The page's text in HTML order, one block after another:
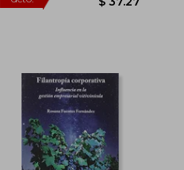
$ 58.77 dcto.